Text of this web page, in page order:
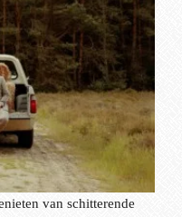
van schitterende